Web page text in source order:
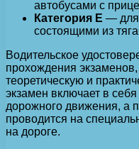
автобусами с
Категория E — для
состоящими из
Водительское
прохождения
теоретическую и
экзамен включает в
дорожного движения, а
проводится на
на дороге.